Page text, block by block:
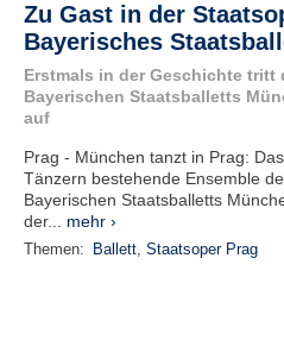
Zu Gast in der
Bayerisches
Erstmals in der Geschichte tritt
Bayerischen Staatsballetts
auf
Prag - München tanzt in Prag:
Tänzern bestehende Ensemble
Bayerischen Staatsballetts
der... mehr ›
Themen: Ballett, Staatsoper Prag